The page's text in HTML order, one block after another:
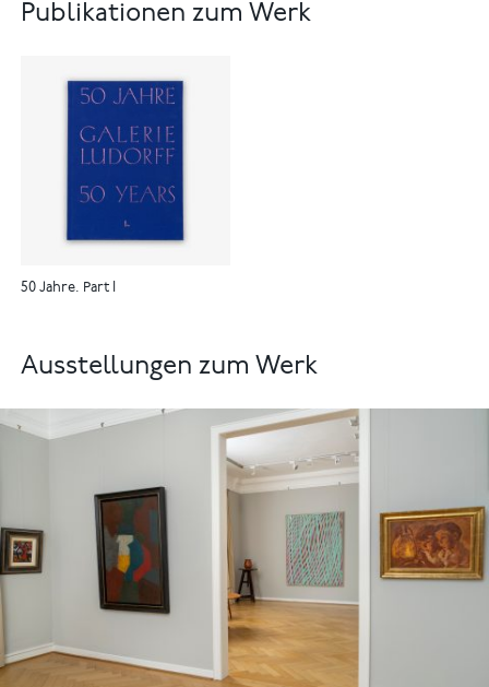
Publikationen zum Werk
50 Jahre. Part I
Ausstellungen zum Werk